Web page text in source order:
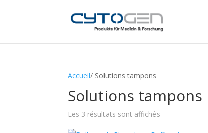
Accueil/ Solutions tampons
Solutions tampons
Les 3 résultats sont affichés